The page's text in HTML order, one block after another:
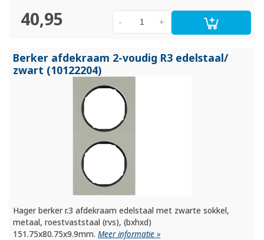
40,95 +
-
Berker afdekraam 2-voudig R3 edelstaal/
zwart (10122204)
Hager berker r.3 afdekraam edelstaal met zwarte sokkel,
metaal, roestvaststaal (rvs), (bxhxd)
151.75x80.75x9.9mm.Meer informatie »